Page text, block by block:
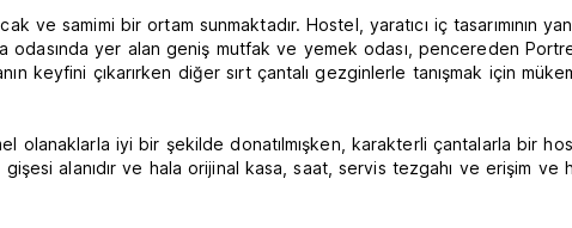
ve samimi bir ortam sunmaktadır. Hostel, yaratıcı iç tasarımının
odasında yer alan geniş mutfak ve yemek odası, pencereden
keyfini çıkarırken diğer sırt çantalı gezginlerle tanışmak için
olanaklarla iyi bir şekilde donatılmışken, karakterli çantalarla bir
alanıdır ve hala orijinal kasa, saat, servis tezgahı ve erişim ve